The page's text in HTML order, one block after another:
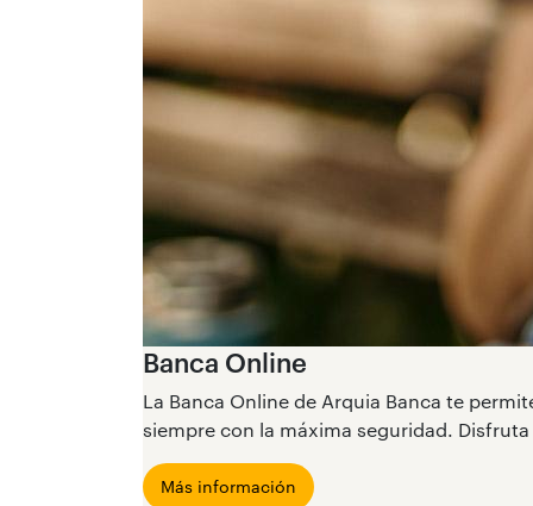
Banca Online
La Banca Online de Arquia Banca te
siempre con la máxima seguridad.
Más información